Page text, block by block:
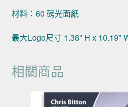
材料：60 磅光面紙
最大Logo尺寸 1.38" H x 10.19"
相關商品